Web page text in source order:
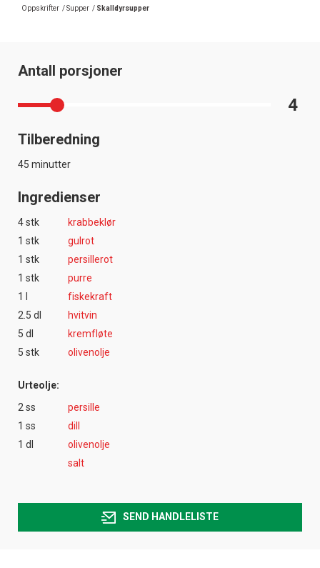
Oppskrifter /Supper / Skalldyrsupper
Antall porsjoner
4
Tilberedning
45 minutter
Ingredienser
4 stk
krabbeklør
1 stk
gulrot
1 stk
persillerot
1 stk
purre
1 l
fiskekraft
2.5 dl
hvitvin
5 dl
kremfløte
5 stk
olivenolje
Urteolje:
2 ss
persille
1 ss
dill
1 dl
olivenolje
salt
SEND HANDLELISTE